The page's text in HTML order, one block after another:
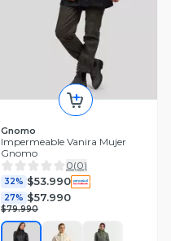
Gnomo
Impermeable Vanira Mujer
Gnomo
0(0)
32% $53.990
27% $57.990
$79.990